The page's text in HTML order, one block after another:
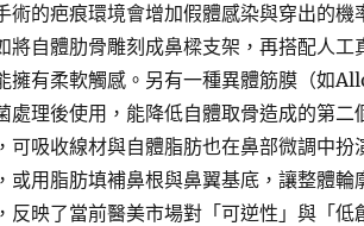
術的疤痕環境會增加假體感染與穿出的機
將自體肋骨雕刻成鼻樑支架，再搭配人工
擁有柔軟觸感。另有一種異體筋膜（如
處理後使用，能降低自體取骨造成的第二
可吸收線材與自體脂肪也在鼻部微調中扮
或用脂肪填補鼻根與鼻翼基底，讓整體輪
反映了當前醫美市場對「可逆性」與「低